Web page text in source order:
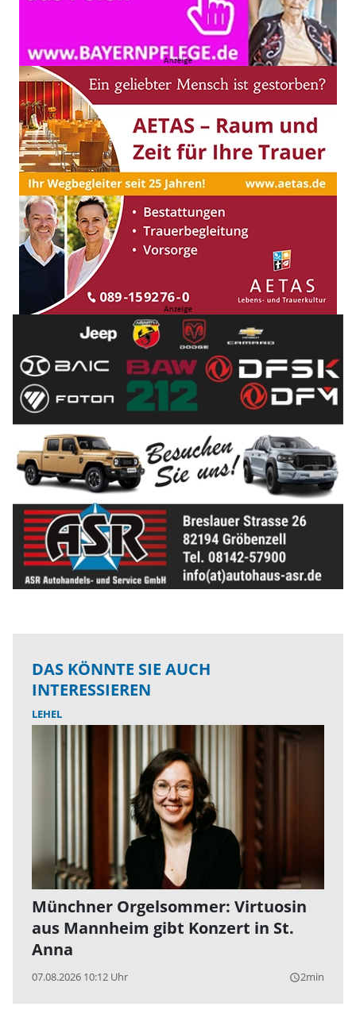
DAS KÖNNTE SIE AUCH
INTERESSIEREN
LEHEL
Münchner Orgelsommer: Virtuosin
aus Mannheim gibt Konzert in St.
Anna
07.08.2026 10:12 Uhr query_builder2min